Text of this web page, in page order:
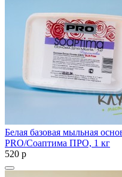
Белая базовая мыльная
PRO/Соаптима ПРО, 1 кг
520 p